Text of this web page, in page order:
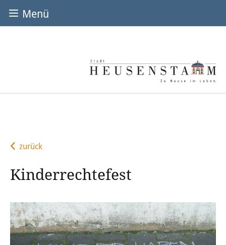
zurück
Kinderrechtefest
Menü
Konfessionelle/Freie Kitas & U3
AWO Die kleinen Möwen